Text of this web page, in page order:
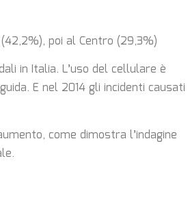
poi al Centro (29,3%)
in Italia. L’uso del cellulare è
E nel 2014 gli incidenti causati
come dimostra l’indagine